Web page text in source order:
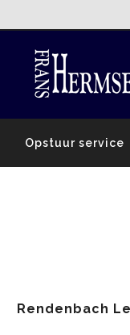
Opstuur service
Rendenbach